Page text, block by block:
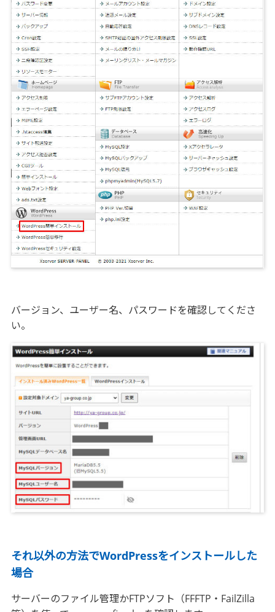
バージョン、ユーザー名、パスワードを確認してくださ
い。
それ以外の方法でWordPressをインストールした
場合
サーバーのファイル管理かFTPソフト（FFFTP・FailZilla